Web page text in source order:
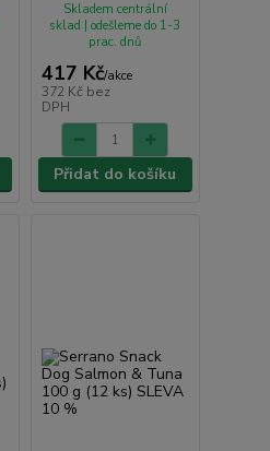
417 Kč/akce
372 Kč bez
DPH
Skladem centrální
sklad | odešleme do 1-3
prac. dnů
Přidat do košíku